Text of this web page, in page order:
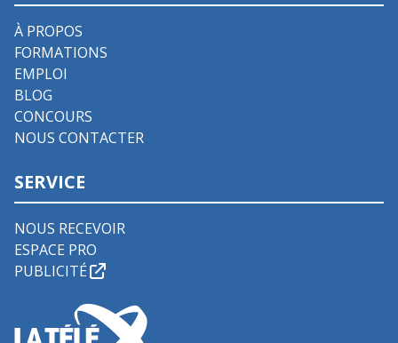
À PROPOS
FORMATIONS
EMPLOI
BLOG
CONCOURS
NOUS CONTACTER
SERVICE
NOUS RECEVOIR
ESPACE PRO
PUBLICITÉ